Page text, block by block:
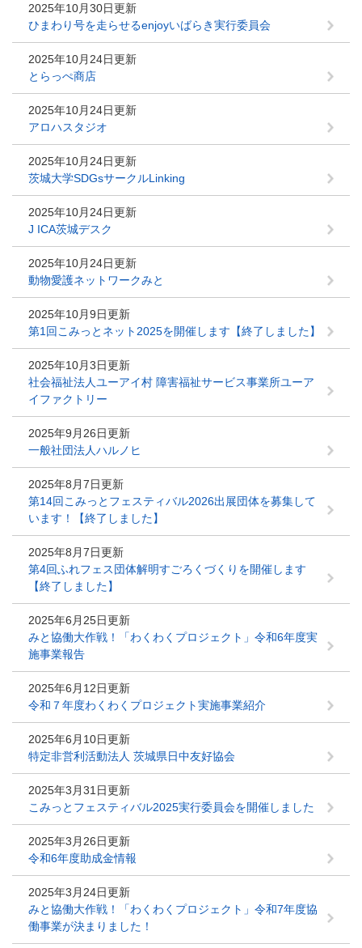
2025年10月30日更新
ひまわり号を走らせるenjoyいばらき実行委員会
2025年10月24日更新
とらっぺ商店
2025年10月24日更新
アロハスタジオ
2025年10月24日更新
茨城大学SDGsサークルLinking
2025年10月24日更新
J ICA茨城デスク
2025年10月24日更新
動物愛護ネットワークみと
2025年10月9日更新
第1回こみっとネット2025を開催します【終了しました】
2025年10月3日更新
社会福祉法人ユーアイ村 障害福祉サービス事業所ユーア
イファクトリー
2025年9月26日更新
一般社団法人ハルノヒ
2025年8月7日更新
第14回こみっとフェスティバル2026出展団体を募集して
います！【終了しました】
2025年8月7日更新
第4回ふれフェス団体解明すごろくづくりを開催します
【終了しました】
2025年6月25日更新
みと協働大作戦！「わくわくプロジェクト」令和6年度実
施事業報告
2025年6月12日更新
令和７年度わくわくプロジェクト実施事業紹介
2025年6月10日更新
特定非営利活動法人 茨城県日中友好協会
2025年3月31日更新
こみっとフェスティバル2025実行委員会を開催しました
2025年3月26日更新
令和6年度助成金情報
2025年3月24日更新
みと協働大作戦！「わくわくプロジェクト」令和7年度協
働事業が決まりました！